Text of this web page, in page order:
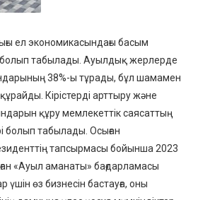
ел экономикасындағы басым
болып табылады. Ауылдық жерлерде
38%-ы тұрады, бұл шамамен
Кірістерді арттыру және
құру мемлекеттік саясаттың
болып табылады. Осыған
тапсырмасы бойынша 2023
«Ауыл аманаты» бағдарламасы
үшін өз бизнесін бастауға, оны